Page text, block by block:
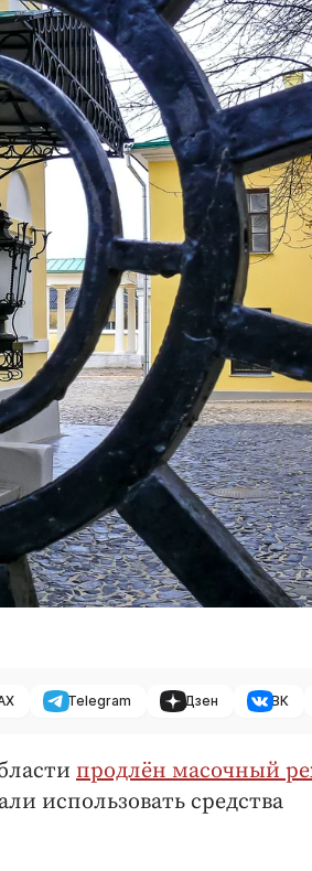
Telegram Дзен ВК
продлён масочный
использовать средства